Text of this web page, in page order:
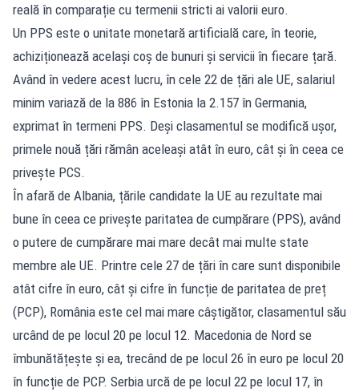
reală în comparație cu termenii stricti ai valorii euro.
Un PPS este o unitate monetară artificială care, în teorie,
achiziționează același coș de bunuri și servicii în fiecare țară.
Având în vedere acest lucru, în cele 22 de țări ale UE, salariul
minim variază de la 886 în Estonia la 2.157 în Germania,
exprimat în termeni PPS. Deși clasamentul se modifică ușor,
primele nouă țări rămân aceleași atât în ​​euro, cât și în ceea ce
privește PCS.
În afară de Albania, țările candidate la UE au rezultate mai
bune în ceea ce privește paritatea de cumpărare (PPS), având
o putere de cumpărare mai mare decât mai multe state
membre ale UE. Printre cele 27 de țări în care sunt disponibile
atât cifre în euro, cât și cifre în funcție de paritatea de preț
(PCP), România este cel mai mare câștigător, clasamentul său
urcând de pe locul 20 pe locul 12. Macedonia de Nord se
îmbunătățește și ea, trecând de pe locul 26 în euro pe locul 20
în funcție de PCP. Serbia urcă de pe locul 22 pe locul 17, în